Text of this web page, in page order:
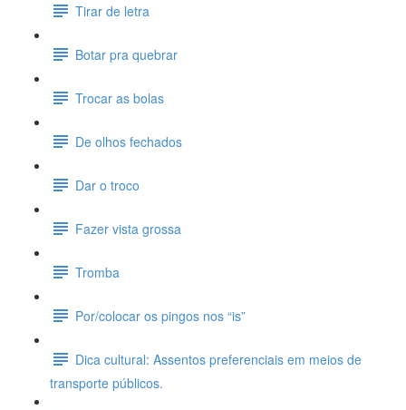
Tirar de letra
Botar pra quebrar
Trocar as bolas
De olhos fechados
Dar o troco
Fazer vista grossa
Tromba
Por/colocar os pingos nos “is”
Dica cultural: Assentos preferenciais em meios de
transporte públicos.